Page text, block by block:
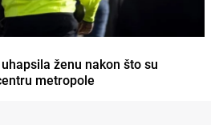
ženu nakon što su
metropole